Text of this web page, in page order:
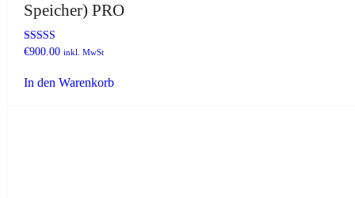
Speicher) PRO
Bewertet mit
€900.00 inkl. MwSt
In den Warenkorb